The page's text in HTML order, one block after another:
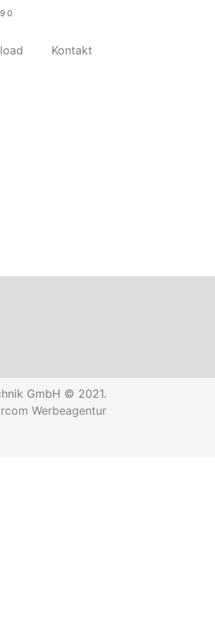
0
Kontakt
GmbH © 2021.
Werbeagentur